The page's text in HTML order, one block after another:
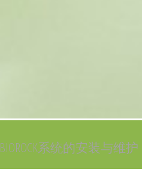
BIOROCK系统的安装与维护